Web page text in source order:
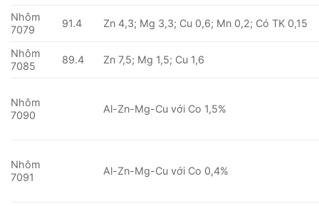
Nhôm
7079
91.4 Zn 4,3; Mg 3,3; Cu 0,6; Mn 0,2; Có TK 0,15
Nhôm
7085
89.4 Zn 7,5; Mg 1,5; Cu 1,6
Nhôm
7090
Al-Zn-Mg-Cu với Co 1,5%
Nhôm
7091
Al-Zn-Mg-Cu với Co 0,4%